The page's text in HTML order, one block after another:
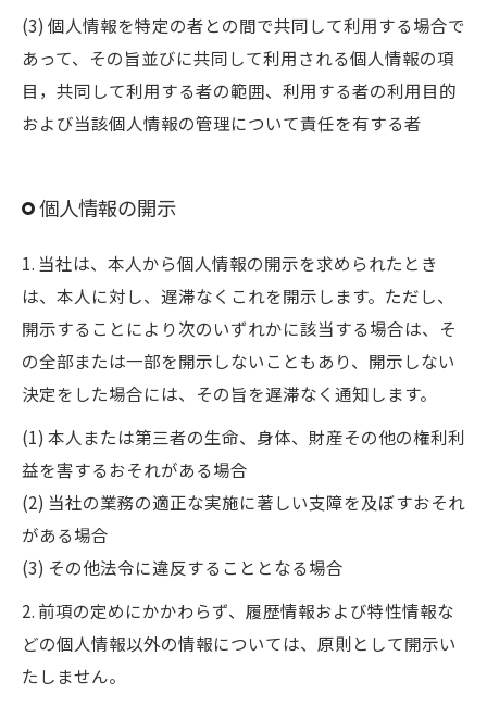
(3) 個人情報を特定の者との間で共同して利用する場合で
あって、その旨並びに共同して利用される個人情報の項
目，共同して利用する者の範囲、利用する者の利用目的
および当該個人情報の管理について責任を有する者
個人情報の開示
1. 当社は、本人から個人情報の開示を求められたとき
は、本人に対し、遅滞なくこれを開示します。ただし、
開示することにより次のいずれかに該当する場合は、そ
の全部または一部を開示しないこともあり、開示しない
決定をした場合には、その旨を遅滞なく通知します。
(1) 本人または第三者の生命、身体、財産その他の権利利
益を害するおそれがある場合
(2) 当社の業務の適正な実施に著しい支障を及ぼすおそれ
がある場合
(3) その他法令に違反することとなる場合
2. 前項の定めにかかわらず、履歴情報および特性情報な
どの個人情報以外の情報については、原則として開示い
たしません。